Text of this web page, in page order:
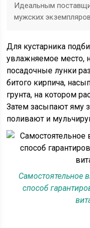
Идеальным
мужских
Для кустарника
увлажняемое место,
посадочные лунки
битого кирпича,
грунта, на котором
Затем засыпают яму
поливают и
Самостоятельное
способ